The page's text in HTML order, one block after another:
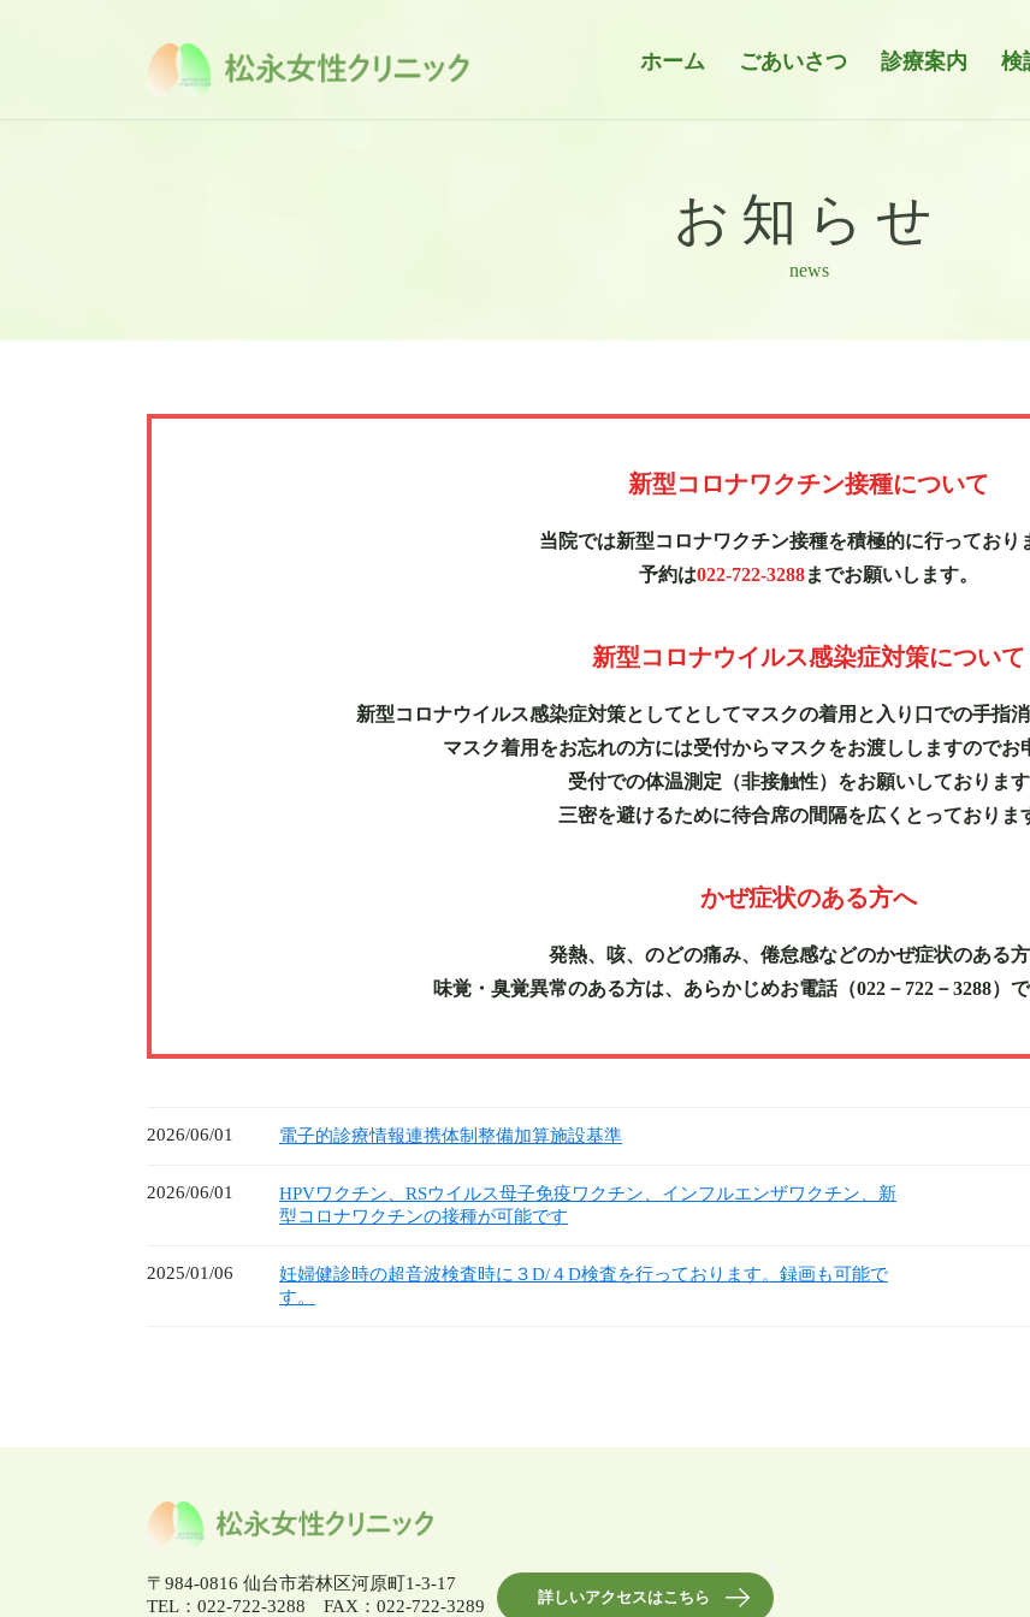
ホーム ごあいさつ 診療案内 検
お知らせ
news
新型コロナワクチン接種について
当院では新型コロナワクチン接種を積極的に行っており
予約は022-722-3288までお願いします。
新型コロナウイルス感染症対策について
新型コロナウイルス感染症対策としてとしてマスクの着用と入り口での手指
マスク着用をお忘れの方には受付からマスクをお渡ししますのでお
受付での体温測定（非接触性）をお願いしております
三密を避けるために待合席の間隔を広くとっておりま
かぜ症状のある方へ
発熱、咳、のどの痛み、倦怠感などのかぜ症状のある方
味覚・臭覚異常のある方は、あらかじめお電話（022－722－3288）
2026/06/01 電子的診療情報連携体制整備加算施設基準
2026/06/01
HPVワクチン、RSウイルス母子免疫ワクチン、インフルエンザワクチン、新
型コロナワクチンの接種が可能です
2025/01/06
妊婦健診時の超音波検査時に３D/４D検査を行っております。録画も可能で
す。
〒984-0816 仙台市若林区河原町1-3-17
TEL：022-722-3288 FAX：022-722-3289
詳しいアクセスはこちら